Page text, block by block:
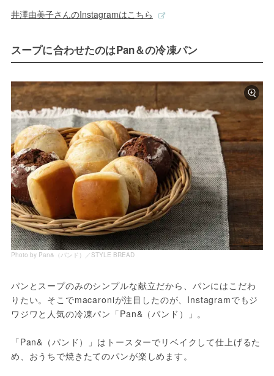
井澤由美子さんのInstagramはこちら
スープに合わせたのはPan＆の冷凍パン
Photo by Pan&（パンド）／STYLE BREAD
パンとスープのみのシンプルな献立だから、パンにはこだわ
りたい。そこでmacaroniが注目したのが、Instagramでもジ
ワジワと人気の冷凍パン「Pan&（パンド）」。
「Pan&（パンド）」はトースターでリベイクして仕上げるた
め、おうちで焼きたてのパンが楽しめます。